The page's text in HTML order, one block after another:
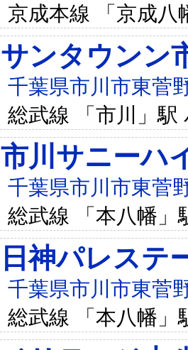
京成本線 「京成八
サンタウンン
千葉県市川市東菅
総武線 「市川」駅
市川サニーハ
千葉県市川市東菅
総武線 「本八幡」
日神パレステ
千葉県市川市東菅
総武線 「本八幡」